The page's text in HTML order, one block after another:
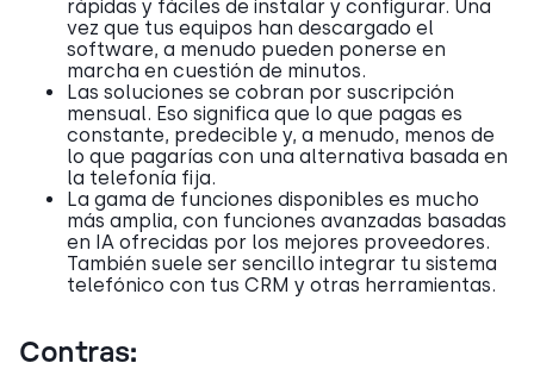
rápidas y fáciles de instalar y configurar. Una
vez que tus equipos han descargado el
software, a menudo pueden ponerse en
marcha en cuestión de minutos.
Las soluciones se cobran por suscripción
mensual. Eso significa que lo que pagas es
constante, predecible y, a menudo, menos de
lo que pagarías con una alternativa basada en
la telefonía fija.
La gama de funciones disponibles es mucho
más amplia, con funciones avanzadas basadas
en IA ofrecidas por los mejores proveedores.
También suele ser sencillo integrar tu sistema
telefónico con tus CRM y otras herramientas.
Contras: